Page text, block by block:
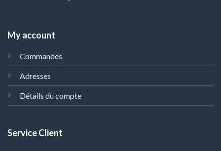
My account
Commandes
Adresses
Détails du compte
Service Client